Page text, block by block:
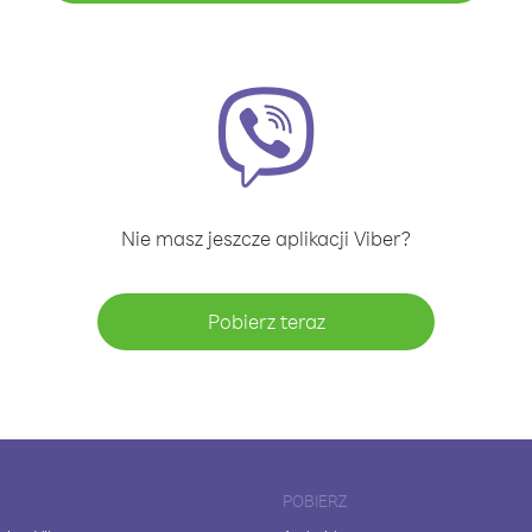
Nie masz jeszcze aplikacji Viber?
Pobierz teraz
POBIERZ